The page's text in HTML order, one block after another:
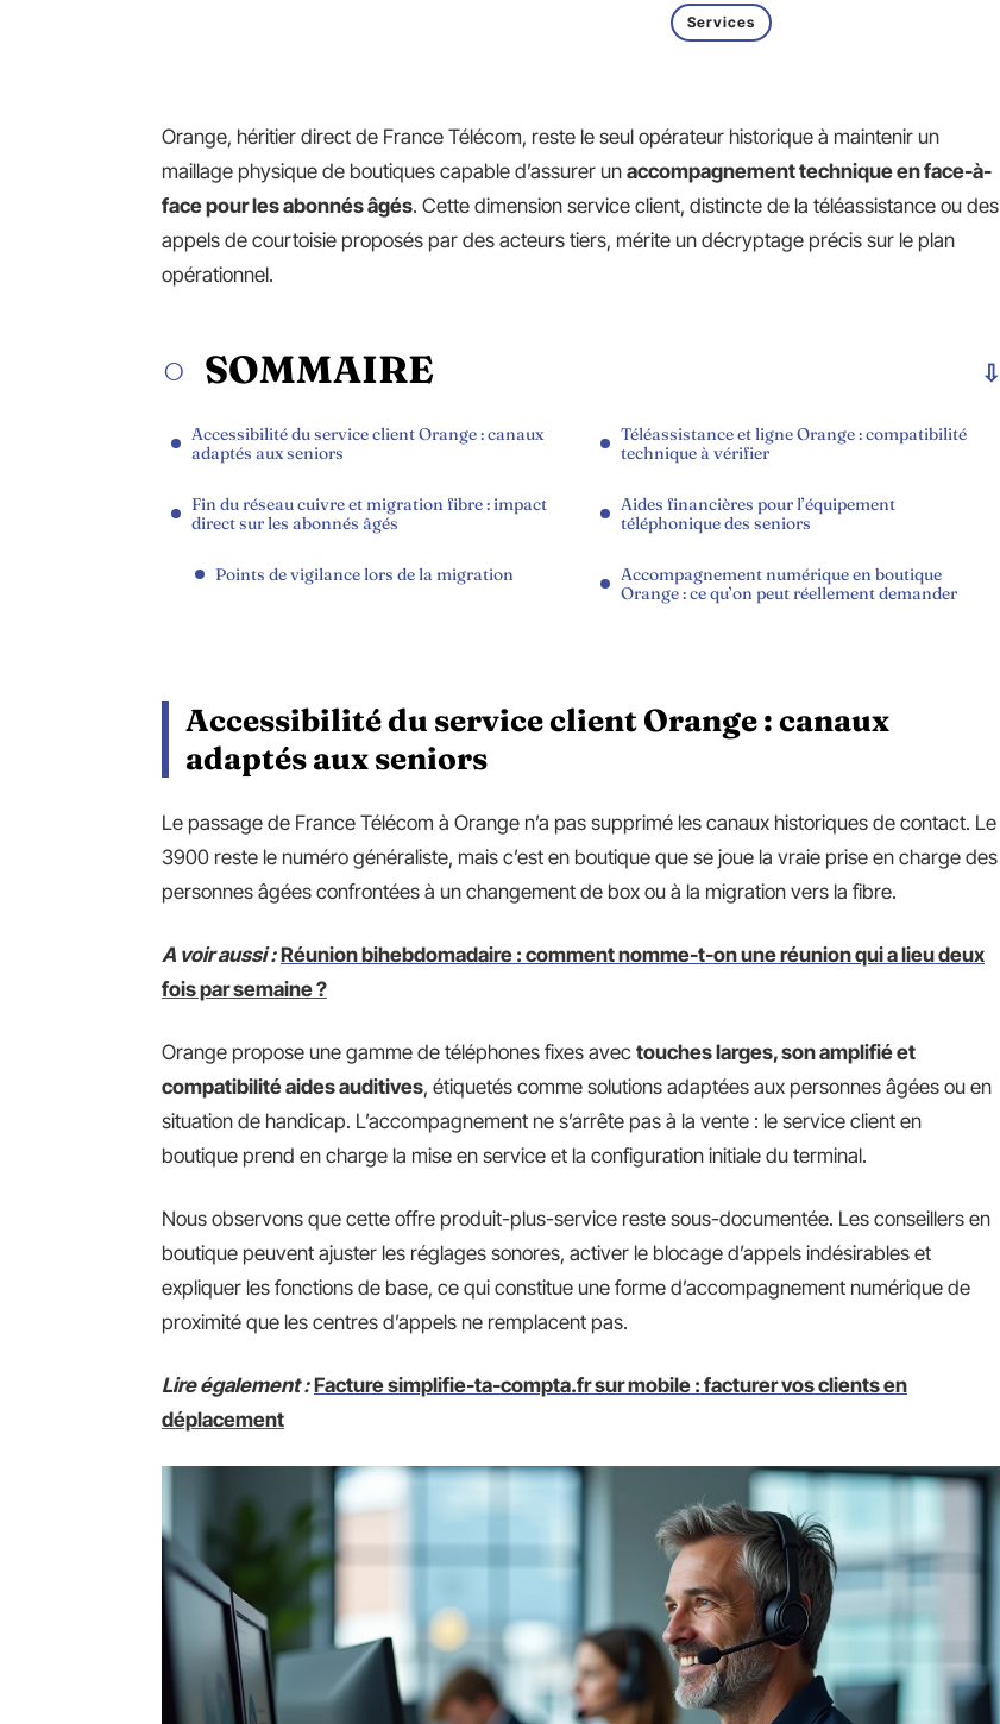
Services
Orange, héritier direct de France Télécom, reste le seul opérateur historique à maintenir un
maillage physique de boutiques capable d’assurer un accompagnement technique en face-à-
face pour les abonnés âgés. Cette dimension service client, distincte de la téléassistance ou des
appels de courtoisie proposés par des acteurs tiers, mérite un décryptage précis sur le plan
opérationnel.
SOMMAIRE
Accessibilité du service client Orange : canaux
adaptés aux seniors
Fin du réseau cuivre et migration fibre : impact
direct sur les abonnés âgés
Points de vigilance lors de la migration
Téléassistance et ligne Orange : compatibilité
technique à vérifier
Aides financières pour l’équipement
téléphonique des seniors
Accompagnement numérique en boutique
Orange : ce qu’on peut réellement demander
Accessibilité du service client Orange : canaux
adaptés aux seniors
Le passage de France Télécom à Orange n’a pas supprimé les canaux historiques de contact. Le
3900 reste le numéro généraliste, mais c’est en boutique que se joue la vraie prise en charge des
personnes âgées confrontées à un changement de box ou à la migration vers la fibre.
A voir aussi : Réunion bihebdomadaire : comment nomme-t-on une réunion qui a lieu deux
fois par semaine ?
Orange propose une gamme de téléphones fixes avec touches larges, son amplifié et
compatibilité aides auditives, étiquetés comme solutions adaptées aux personnes âgées ou en
situation de handicap. L’accompagnement ne s’arrête pas à la vente : le service client en
boutique prend en charge la mise en service et la configuration initiale du terminal.
Nous observons que cette offre produit-plus-service reste sous-documentée. Les conseillers en
boutique peuvent ajuster les réglages sonores, activer le blocage d’appels indésirables et
expliquer les fonctions de base, ce qui constitue une forme d’accompagnement numérique de
proximité que les centres d’appels ne remplacent pas.
Lire également : Facture simplifie-ta-compta.fr sur mobile : facturer vos clients en
déplacement